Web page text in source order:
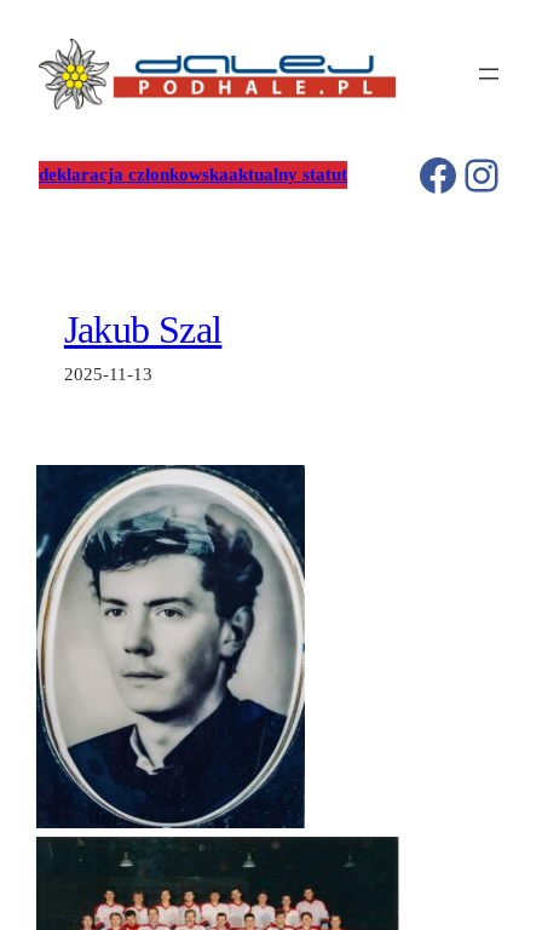
treści
deklaracja członkowskaaktualny statut
Jakub Szal
2025-11-13